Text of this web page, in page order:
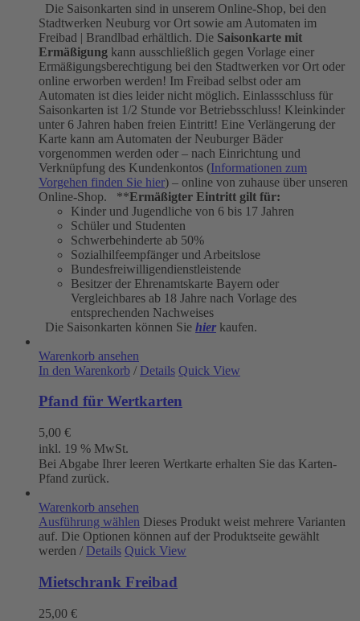
Die Saisonkarten sind in unserem Online-Shop, bei den
Stadtwerken Neuburg vor Ort sowie am Automaten im
Freibad | Brandlbad erhältlich. Die Saisonkarte mit
Ermäßigung kann ausschließlich gegen Vorlage einer
Ermäßigungsberechtigung bei den Stadtwerken vor Ort oder
online erworben werden! Im Freibad selbst oder am
Automaten ist dies leider nicht möglich. Einlassschluss für
Saisonkarten ist 1/2 Stunde vor Betriebsschluss! Kleinkinder
unter 6 Jahren haben freien Eintritt! Eine Verlängerung der
Karte kann am Automaten der Neuburger Bäder
vorgenommen werden oder – nach Einrichtung und
Verknüpfung des Kundenkontos (Informationen zum
Vorgehen finden Sie hier) – online von zuhause über unseren
Online-Shop. **Ermäßigter Eintritt gilt für:
Kinder und Jugendliche von 6 bis 17 Jahren
Schüler und Studenten
Schwerbehinderte ab 50%
Sozialhilfeempfänger und Arbeitslose
Bundesfreiwilligendienstleistende
Besitzer der Ehrenamtskarte Bayern oder
Vergleichbares ab 18 Jahre nach Vorlage des
entsprechenden Nachweises
Die Saisonkarten können Sie hier kaufen.
Warenkorb ansehen
In den Warenkorb / Details Quick View
Pfand für Wertkarten
5,00 €
inkl. 19 % MwSt.
Bei Abgabe Ihrer leeren Wertkarte erhalten Sie das Karten-
Pfand zurück.
Warenkorb ansehen
Ausführung wählen Dieses Produkt weist mehrere Varianten
auf. Die Optionen können auf der Produktseite gewählt
werden / Details Quick View
Mietschrank Freibad
25,00 €